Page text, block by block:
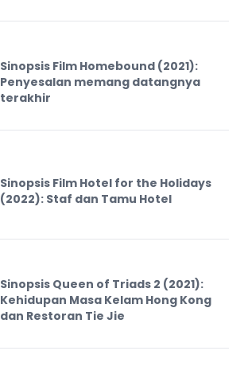
Sinopsis Film Homebound (2021):
Penyesalan memang datangnya
terakhir
Sinopsis Film Hotel for the Holidays
(2022): Staf dan Tamu Hotel
Sinopsis Queen of Triads 2 (2021):
Kehidupan Masa Kelam Hong Kong
dan Restoran Tie Jie